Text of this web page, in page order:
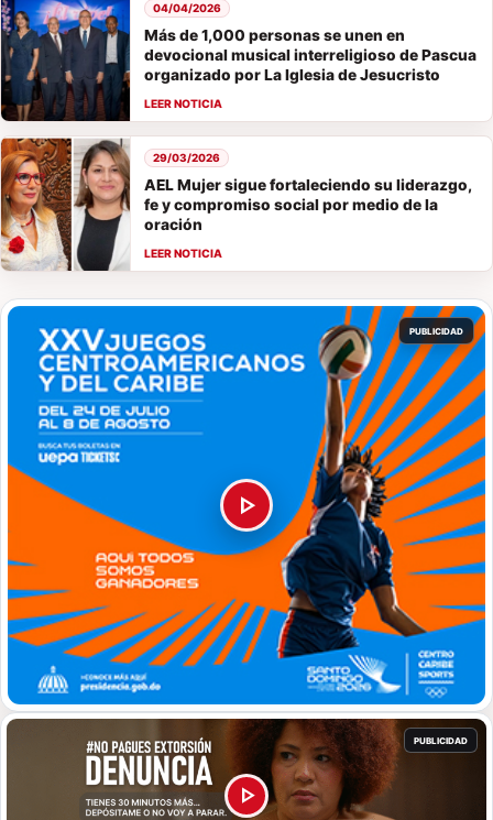
Más de 1,000 personas se unen en
devocional musical interreligioso de Pascua
organizado por La Iglesia de Jesucristo
04/04/2026
AEL Mujer sigue fortaleciendo su liderazgo,
fe y compromiso social por medio de la
oración
29/03/2026